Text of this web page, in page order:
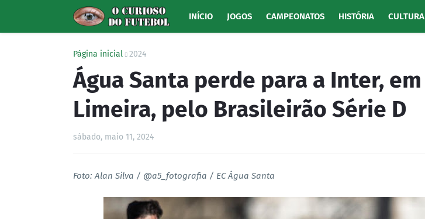
INÍCIO JOGOS CAMPEONATOS HISTÓRIA CULTURA
Página inicial 2024
Água Santa perde para a Inter, em
Limeira, pelo Brasileirão Série D
sábado, maio 11, 2024
Foto: Alan Silva / @a5_fotografia / EC Água Santa